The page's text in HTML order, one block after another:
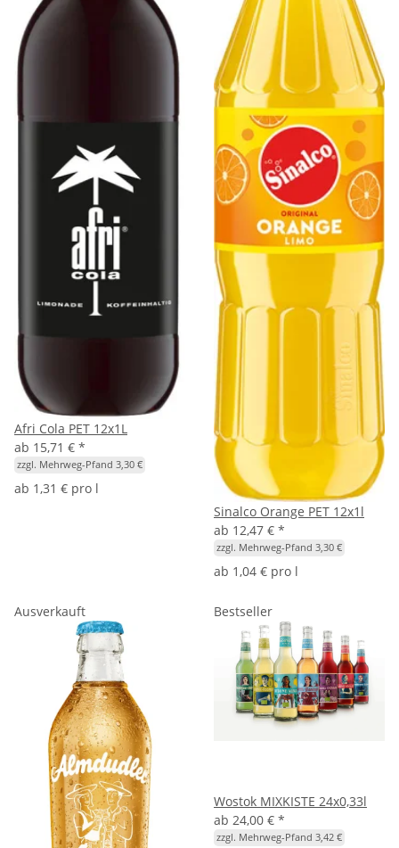
Afri Cola PET 12x1L
ab 15,71 € *
zzgl. Mehrweg-Pfand 3,30 €
ab 1,31 € pro l
Sinalco Orange PET 12x1l
ab 12,47 € *
zzgl. Mehrweg-Pfand 3,30 €
ab 1,04 € pro l
Ausverkauft Bestseller
Wostok MIXKISTE 24x0,33l
ab 24,00 € *
zzgl. Mehrweg-Pfand 3,42 €